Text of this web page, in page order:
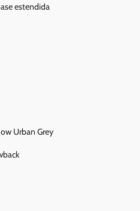
estendida
Urban Grey